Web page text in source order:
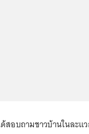
สอบถามชาวบ้านในละแ